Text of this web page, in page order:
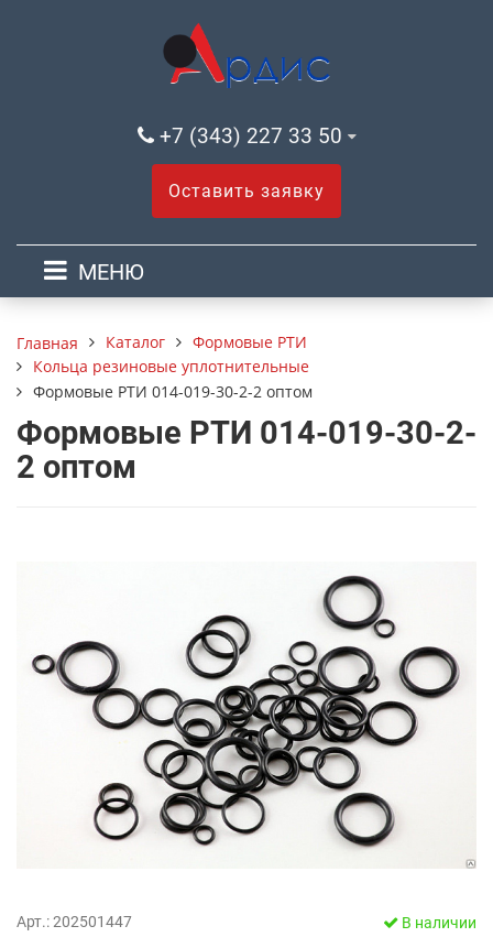
+7 (343) 227 33 50
Оставить заявку
МЕНЮ
Главная Каталог
Формовые РТИ
Кольца резиновые уплотнительные
Формовые РТИ 014-019-30-2-2 оптом
Формовые РТИ 014-019-30-2-
2 оптом
Арт.: 202501447 В наличии